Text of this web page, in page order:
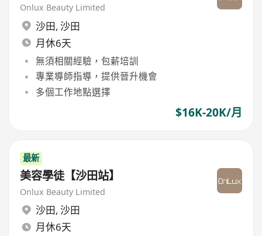
Onlux Beauty Limited
沙田, 沙田
月休6天
無須相關經驗，包薪培訓
專業導師指導，提供晉升機會
多個工作地點選擇
$16K-20K/月
最新
美容學徒【沙田站】
Onlux Beauty Limited
沙田, 沙田
月休6天